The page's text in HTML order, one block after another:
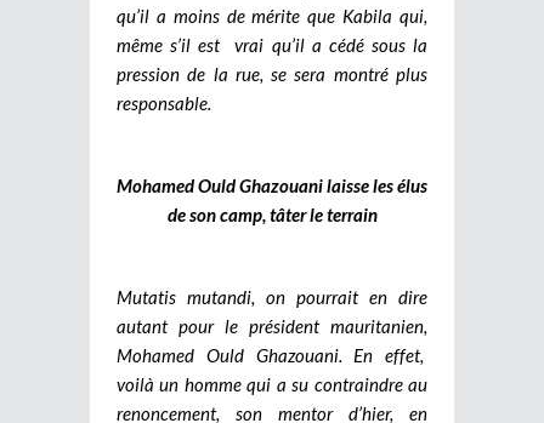
qu’il a moins de mérite que Kabila qui,
même s’il est vrai qu’il a cédé sous la
pression de la rue, se sera montré plus
responsable.
Mohamed Ould Ghazouani laisse les élus
de son camp, tâter le terrain
Mutatis mutandi, on pourrait en dire
autant pour le président mauritanien,
Mohamed Ould Ghazouani. En effet,
voilà un homme qui a su contraindre au
renoncement, son mentor d’hier, en